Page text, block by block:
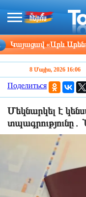
«Արև Արենա»
8 Մայիս, 2026 16:06
Поделиться
Մեկնարկել է